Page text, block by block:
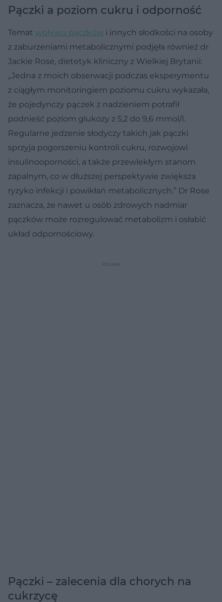
Pączki a poziom cukru i odporność
Temat wpływu pączków i innych słodkości na osoby
z zaburzeniami metabolicznymi podjęła również dr
Jackie Rose, dietetyk kliniczny z Wielkiej Brytanii:
„Jedna z moich obserwacji podczas eksperymentu
z ciągłym monitoringiem poziomu cukru wykazała,
że pojedynczy pączek z nadzieniem potrafił
podnieść poziom glukozy z 5,2 do 9,6 mmol/l.
Regularne jedzenie słodyczy takich jak pączki
sprzyja pogorszeniu kontroli cukru, rozwojowi
insulinooporności, a także przewlekłym stanom
zapalnym, co w dłuższej perspektywie zwiększa
ryzyko infekcji i powikłań metabolicznych.” Dr Rose
zaznacza, że nawet u osób zdrowych nadmiar
pączków może rozregulować metabolizm i osłabić
układ odpornościowy.
Pączki – zalecenia dla chorych na
cukrzycę